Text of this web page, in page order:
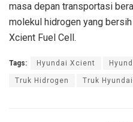
masa depan transportasi
molekul hidrogen yang
Xcient Fuel Cell.
Tags: Hyundai Xcient
Truk Hidrogen Truk Hyundai